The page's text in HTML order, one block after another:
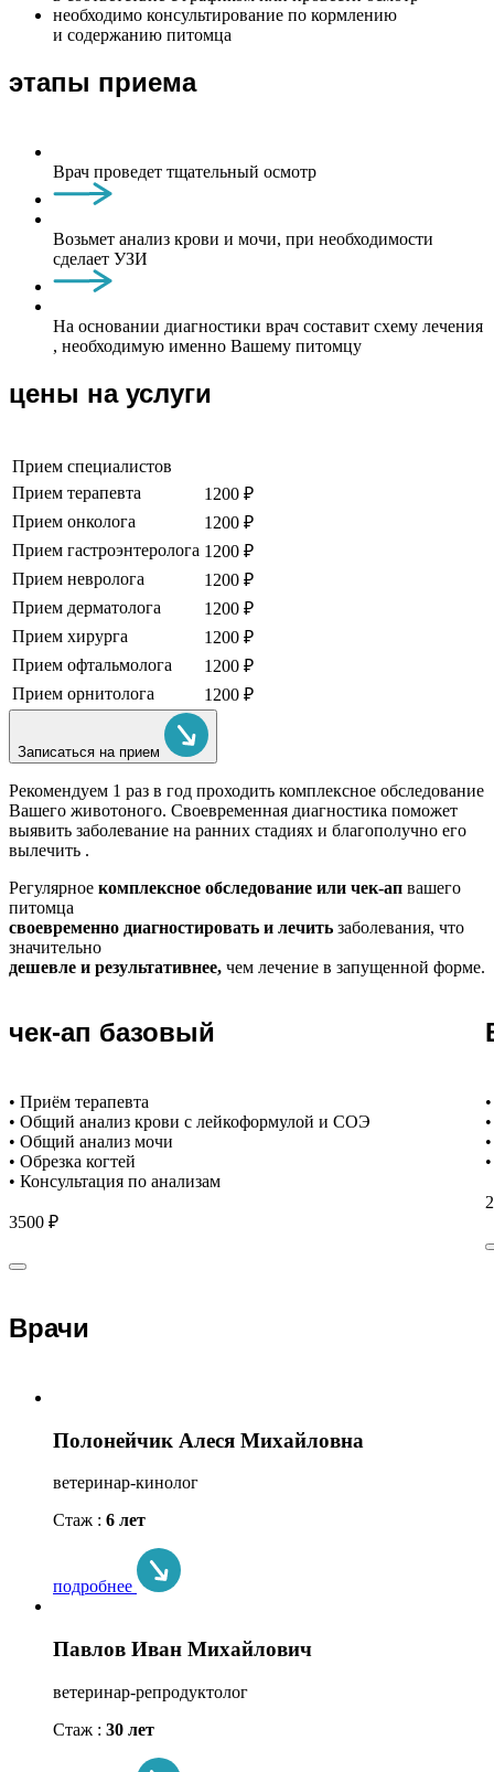
необходимо консультирование по кормлению
и содержанию питомца
этапы приема
Врач проведет тщательный осмотр
Возьмет анализ крови и мочи, при необходимости
сделает УЗИ
На основании диагностики врач составит схему лечения
, необходимую именно Вашему питомцу
цены на услуги
Прием специалистов
Прием терапевта
1200 ₽
Прием онколога
1200 ₽
Прием гастроэнтеролога 1200 ₽
Прием невролога
1200 ₽
Прием дерматолога
1200 ₽
Прием хирурга
1200 ₽
Прием офтальмолога
1200 ₽
Прием орнитолога
1200 ₽
Записаться на прием
Рекомендуем 1 раз в год проходить комплексное обследование
Вашего животоного. Своевременная диагностика поможет
выявить заболевание на ранних стадиях и благополучно его
вылечить .
Регулярное комплексное обследование или чек-ап вашего
питомца
своевременно диагностировать и лечить заболевания, что
значительно
дешевле и результативнее, чем лечение в запущенной форме.
чек-ап базовый
• Приём терапевта
• Общий анализ крови с лейкоформулой и СОЭ
• Общий анализ мочи
• Обрезка когтей
• Консультация по анализам
3500 ₽
Врачи
Полонейчик Алеся Михайловна
ветеринар-кинолог
Стаж : 6 лет
подробнее
Павлов Иван Михайлович
ветеринар-репродуктолог
Стаж : 30 лет